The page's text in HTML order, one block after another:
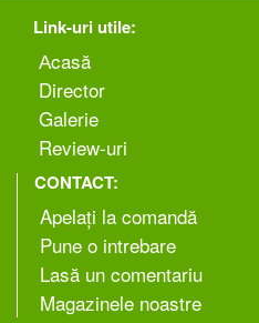
Link-uri utile:
Аcasă
Director
Galerie
Review-uri
CONTACT:
Apelați la comandă
Pune o intrebare
Lasă un comentariu
Magazinele noastre